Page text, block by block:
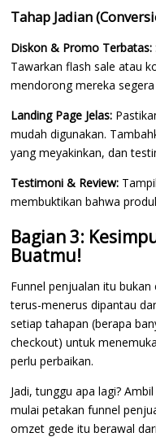
Tahap Jadian
Diskon & Promo Terbatas:
Tawarkan flash sale atau
mendorong mereka
Landing Page Jelas:
mudah digunakan.
yang meyakinkan, dan
Testimoni & Review:
membuktikan bahwa
Bagian 3:
Buatmu!
Funnel penjualan itu
terus-menerus dipantau
setiap tahapan (berapa
checkout) untuk
perlu perbaikan.
Jadi, tunggu apa lagi?
mulai petakan funnel
omzet gede itu berawal